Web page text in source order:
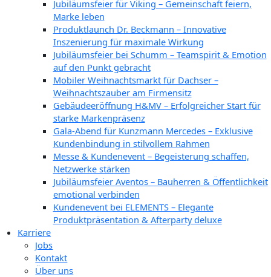
Jubiläumsfeier für Viking – Gemeinschaft feiern,
Marke leben
Produktlaunch Dr. Beckmann – Innovative
Inszenierung für maximale Wirkung
Jubiläumsfeier bei Schumm – Teamspirit & Emotion
auf den Punkt gebracht
Mobiler Weihnachtsmarkt für Dachser –
Weihnachtszauber am Firmensitz
Gebäudeeröffnung H&MV – Erfolgreicher Start für
starke Markenpräsenz
Gala-Abend für Kunzmann Mercedes – Exklusive
Kundenbindung in stilvollem Rahmen
Messe & Kundenevent – Begeisterung schaffen,
Netzwerke stärken
Jubiläumsfeier Aventos – Bauherren & Öffentlichkeit
emotional verbinden
Kundenevent bei ELEMENTS – Elegante
Produktpräsentation & Afterparty deluxe
Karriere
Jobs
Kontakt
Über uns